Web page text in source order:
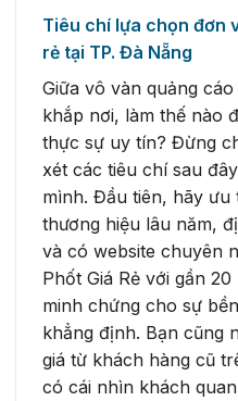
Tiêu chí lựa chọn đơn
rẻ tại TP. Đà Nẵng
Giữa vô vàn quảng
khắp nơi, làm thế nào
thực sự uy tín? Đừng
xét các tiêu chí sau
mình. Đầu tiên, hãy
thương hiệu lâu năm,
và có website chuyên
Phốt Giá Rẻ với gần
minh chứng cho sự
khẳng định. Bạn cũng
giá từ khách hàng cũ
có cái nhìn khách